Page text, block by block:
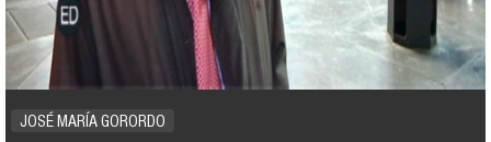
JOSÉ MARÍA GORORDO